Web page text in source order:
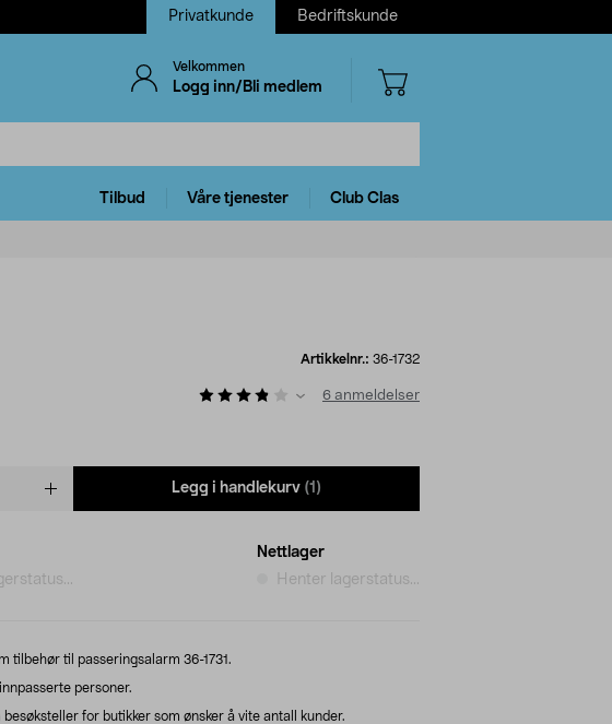
Privatkunde Bedriftskunde
Velkommen
Logg inn/Bli medlem
Tilbud Våre tjenester Club Clas
Artikkelnr.: 36-1732
6 anmeldelser
Legg i handlekurv (1)
Nettlager
Henter lagerstatus...
tilbehør til passeringsalarm 36-1731.
personer.
besøksteller for butikker som ønsker å vite antall kunder.